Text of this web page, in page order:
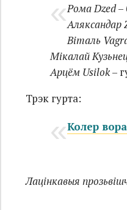
Рома Dzed–
Аляксандар
Віталь
Мікалай
Арцём Usilok–
Трэк гурта:
Колер
Лацінкавыя